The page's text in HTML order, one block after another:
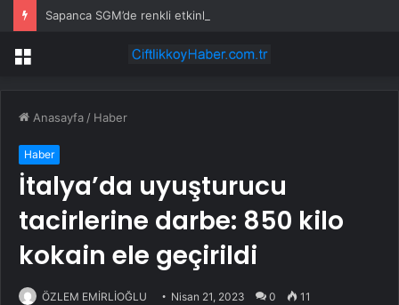
Sapanca SGM’de renkli etkinlik
Menü
Anasayfa / Haber
Haber
İtalya’da uyuşturucu
tacirlerine darbe: 850 kilo
kokain ele geçirildi
ÖZLEM EMİRLİOĞLU Nisan 21, 2023 0 11